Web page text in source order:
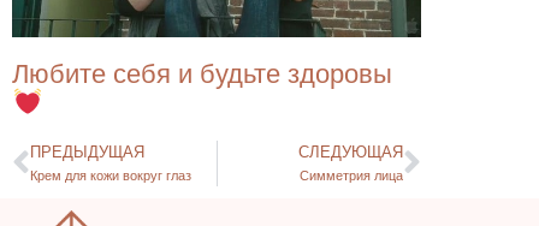
Любите себя и будьте здоровы
ПРЕДЫДУЩАЯ
Крем для кожи вокруг глаз
СЛЕДУЮЩАЯ
Симметрия лица